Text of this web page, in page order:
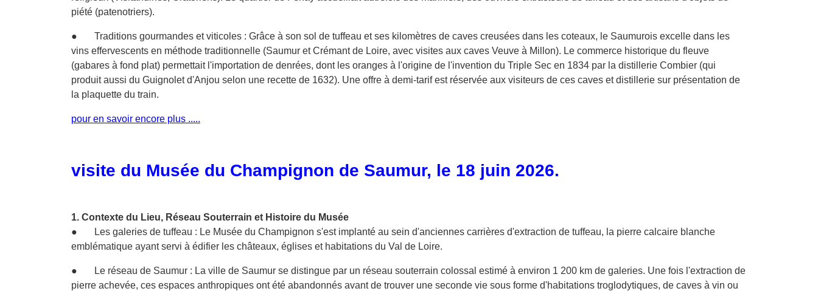
piété (patenotriers).
● Traditions gourmandes et viticoles : Grâce à son sol de tuffeau et ses kilomètres de caves creusées dans les coteaux, le Saumurois excelle dans les
vins effervescents en méthode traditionnelle (Saumur et Crémant de Loire, avec visites aux caves Veuve à Millon). Le commerce historique du fleuve
(gabares à fond plat) permettait l'importation de denrées, dont les oranges à l'origine de l'invention du Triple Sec en 1834 par la distillerie Combier (qui
produit aussi du Guignolet d'Anjou selon une recette de 1632). Une offre à demi-tarif est réservée aux visiteurs de ces caves et distillerie sur présentation de
la plaquette du train.
pour en savoir encore plus .....
visite du Musée du Champignon de Saumur, le 18 juin 2026.
1. Contexte du Lieu, Réseau Souterrain et Histoire du Musée
● Les galeries de tuffeau : Le Musée du Champignon s'est implanté au sein d'anciennes carrières d'extraction de tuffeau, la pierre calcaire blanche
emblématique ayant servi à édifier les châteaux, églises et habitations du Val de Loire.
● Le réseau de Saumur : La ville de Saumur se distingue par un réseau souterrain colossal estimé à environ 1 200 km de galeries. Une fois l'extraction de
pierre achevée, ces espaces anthropiques ont été abandonnés avant de trouver une seconde vie sous forme d'habitations troglodytiques, de caves à vin ou